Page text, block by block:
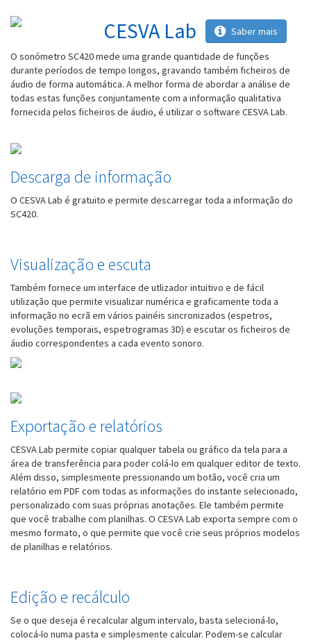
CESVA Lab
Saber mais
O sonómetro SC420 mede uma grande quantidade de funções
durante períodos de tempo longos, gravando também ficheiros de
áudio de forma automática. A melhor forma de abordar a análise de
todas estas funções conjuntamente com a informação qualitativa
fornecida pelos ficheiros de áudio, é utilizar o software CESVA Lab.
Descarga de informação
O CESVA Lab é gratuito e permite descarregar toda a informação do
SC420.
Visualização e escuta
Também fornece um interface de utlizador intuitivo e de fácil
utilização que permite visualizar numérica e graficamente toda a
informação no ecrã em vários painéis sincronizados (espetros,
evoluções temporais, espetrogramas 3D) e escutar os ficheiros de
áudio correspondentes a cada evento sonoro.
Exportação e relatórios
CESVA Lab permite copiar qualquer tabela ou gráfico da tela para a
área de transferência para poder colá-lo em qualquer editor de texto.
Além disso, simplesmente pressionando um botão, você cria um
relatório em PDF com todas as informações do instante selecionado,
personalizado com suas próprias anotações. Ele também permite
que você trabalhe com planilhas. O CESVA Lab exporta sempre com o
mesmo formato, o que permite que você crie seus próprios modelos
de planilhas e relatórios.
Edição e recálculo
Se o que deseja é recalcular algum intervalo, basta selecioná-lo,
colocá-lo numa pasta e simplesmente calcular. Podem-se calcular